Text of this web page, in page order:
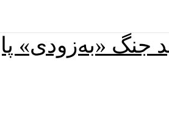
جنگ «به‌زودی»